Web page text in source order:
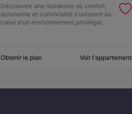
Découvrez une résidence où confort,
autonomie et convivialité s'unissent au
cœur d'un environnement privilégié.
Obtenir le plan Voir l'appartement